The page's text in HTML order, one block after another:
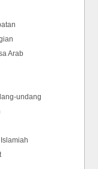
Arab
undang